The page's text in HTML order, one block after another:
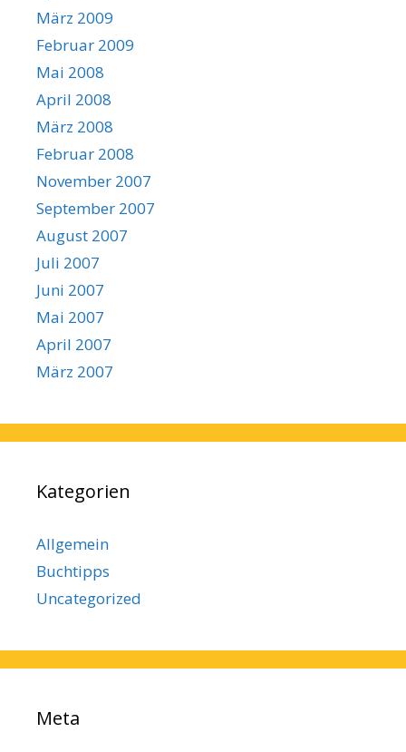
März 2009
Februar 2009
Mai 2008
April 2008
März 2008
Februar 2008
November 2007
September 2007
August 2007
Juli 2007
Juni 2007
Mai 2007
April 2007
März 2007
Kategorien
Allgemein
Buchtipps
Uncategorized
Meta